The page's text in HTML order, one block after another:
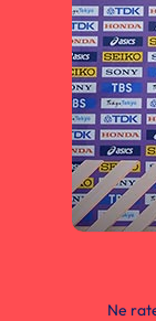
Ne